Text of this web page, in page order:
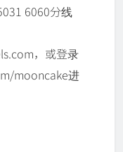
6060分线
，或登录
mooncake进